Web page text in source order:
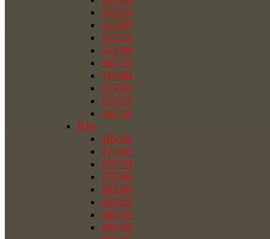
145/70
145/80
155/70
155/80
165/70
165/80
175/65
175/70
185/70
R14
165/60
175/65
175/70
175/80
185/60
185/65
185/70
195/60